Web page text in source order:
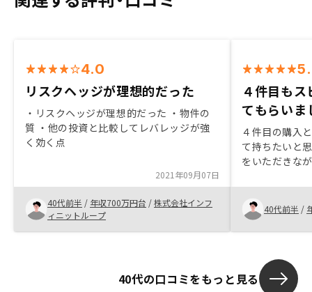
4.0
リスクヘッジが理想的だった
・リスクヘッジが理想的だった ・物件の
質 ・他の投資と比較してレバレッジが強
く効く点
2021年09月07日
40代前半 / 年収700万円台 /株式会社インフ
ィニットループ
４件目も
てもらいま
４件目の購入
て持ちたいと
をいただきな
件も気に入り
せしています
ィーに動いて
す。このまま
ことはないで
40代前半 /
40代の口コミをもっと見る